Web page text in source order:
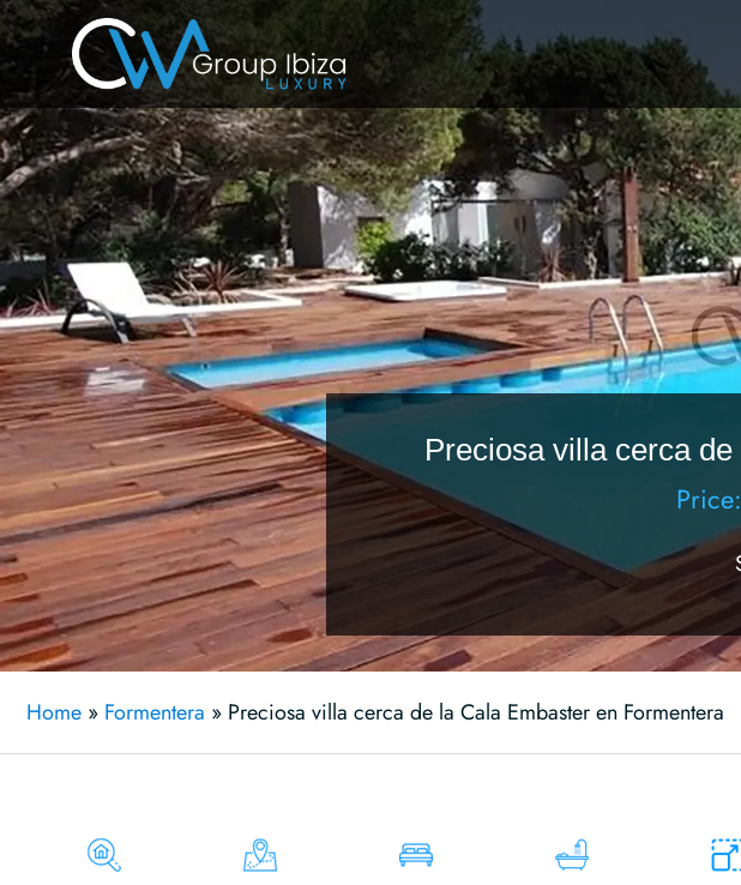
Preciosa villa cerca
Home » Formentera » Preciosa villa cerca de la Cala Embaster en Formentera